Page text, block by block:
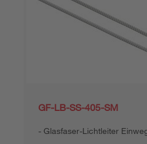
GF-LB-SS-405-SM
Glasfaser-Lichtleiter